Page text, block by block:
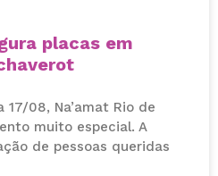
placas em
08, Na’amat Rio de
muito especial. A
de pessoas queridas